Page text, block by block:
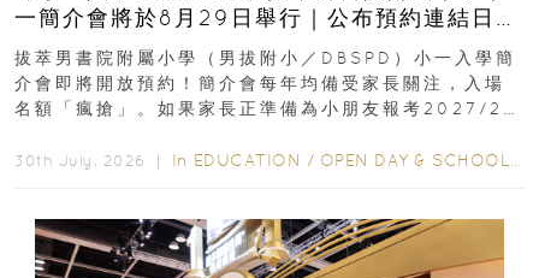
一簡介會將於8月29日舉行｜公布預約連結日期
｜更設有網上重溫
拔萃男書院附屬小學（男拔附小／DBSPD）小一入學簡
介會即將開放預約！簡介會每年均備受家長關注，入場
名額「瘋搶」。如果家長正準備為小朋友報考2027/28
30th July, 2026 ｜ In EDUCATION / OPEN DAY & SCHOOL EVENTS